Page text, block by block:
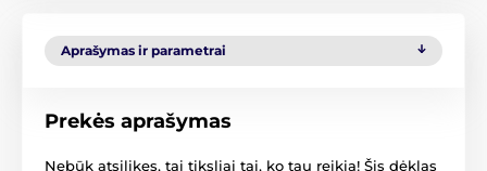
Aprašymas ir parametrai
Prekės aprašymas
Nebūk atsilikęs, tai tiksliai tai, ko tau reikia! Šis dėklas